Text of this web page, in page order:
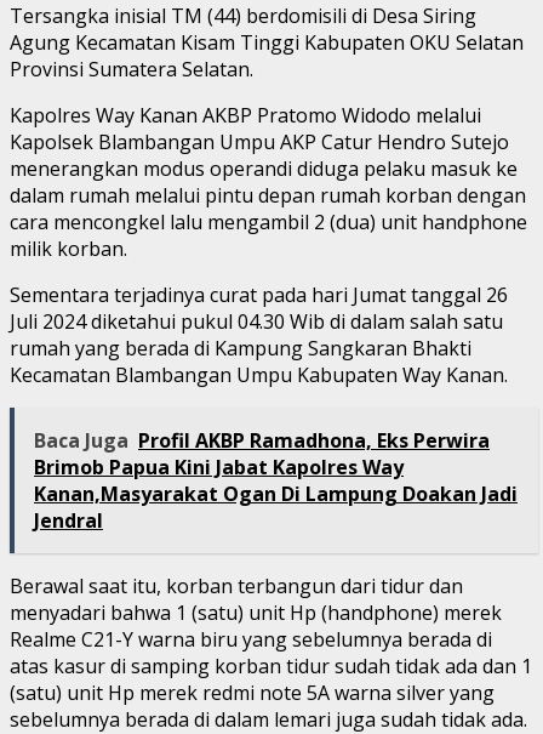
Tersangka inisial TM (44) berdomisili di Desa Siring
Agung Kecamatan Kisam Tinggi Kabupaten OKU Selatan
Provinsi Sumatera Selatan.
Kapolres Way Kanan AKBP Pratomo Widodo melalui
Kapolsek Blambangan Umpu AKP Catur Hendro Sutejo
menerangkan modus operandi diduga pelaku masuk ke
dalam rumah melalui pintu depan rumah korban dengan
cara mencongkel lalu mengambil 2 (dua) unit handphone
milik korban.
Sementara terjadinya curat pada hari Jumat tanggal 26
Juli 2024 diketahui pukul 04.30 Wib di dalam salah satu
rumah yang berada di Kampung Sangkaran Bhakti
Kecamatan Blambangan Umpu Kabupaten Way Kanan.
Baca Juga Profil AKBP Ramadhona, Eks Perwira
Brimob Papua Kini Jabat Kapolres Way
Kanan,Masyarakat Ogan Di Lampung Doakan Jadi
Jendral
Berawal saat itu, korban terbangun dari tidur dan
menyadari bahwa 1 (satu) unit Hp (handphone) merek
Realme C21-Y warna biru yang sebelumnya berada di
atas kasur di samping korban tidur sudah tidak ada dan 1
(satu) unit Hp merek redmi note 5A warna silver yang
sebelumnya berada di dalam lemari juga sudah tidak ada.